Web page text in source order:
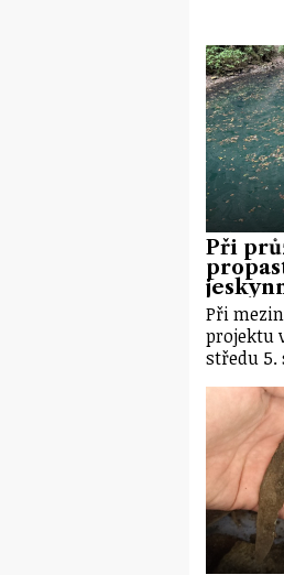
Při
Při
projektu
středu